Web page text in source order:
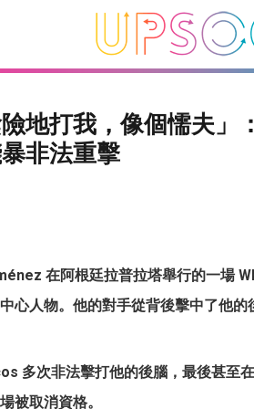
地打我，像個懦夫」
非法重擊
在阿根廷拉普拉塔舉行的一場
心人物。他的對手從背後擊中了他的
多次非法擊打他的後腦，最後甚至
被取消資格。